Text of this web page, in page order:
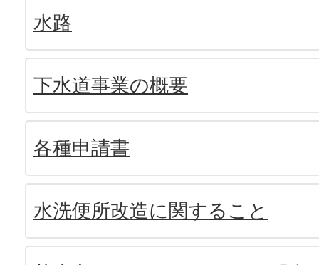
水路
下水道事業の概要
各種申請書
水洗便所改造に関すること